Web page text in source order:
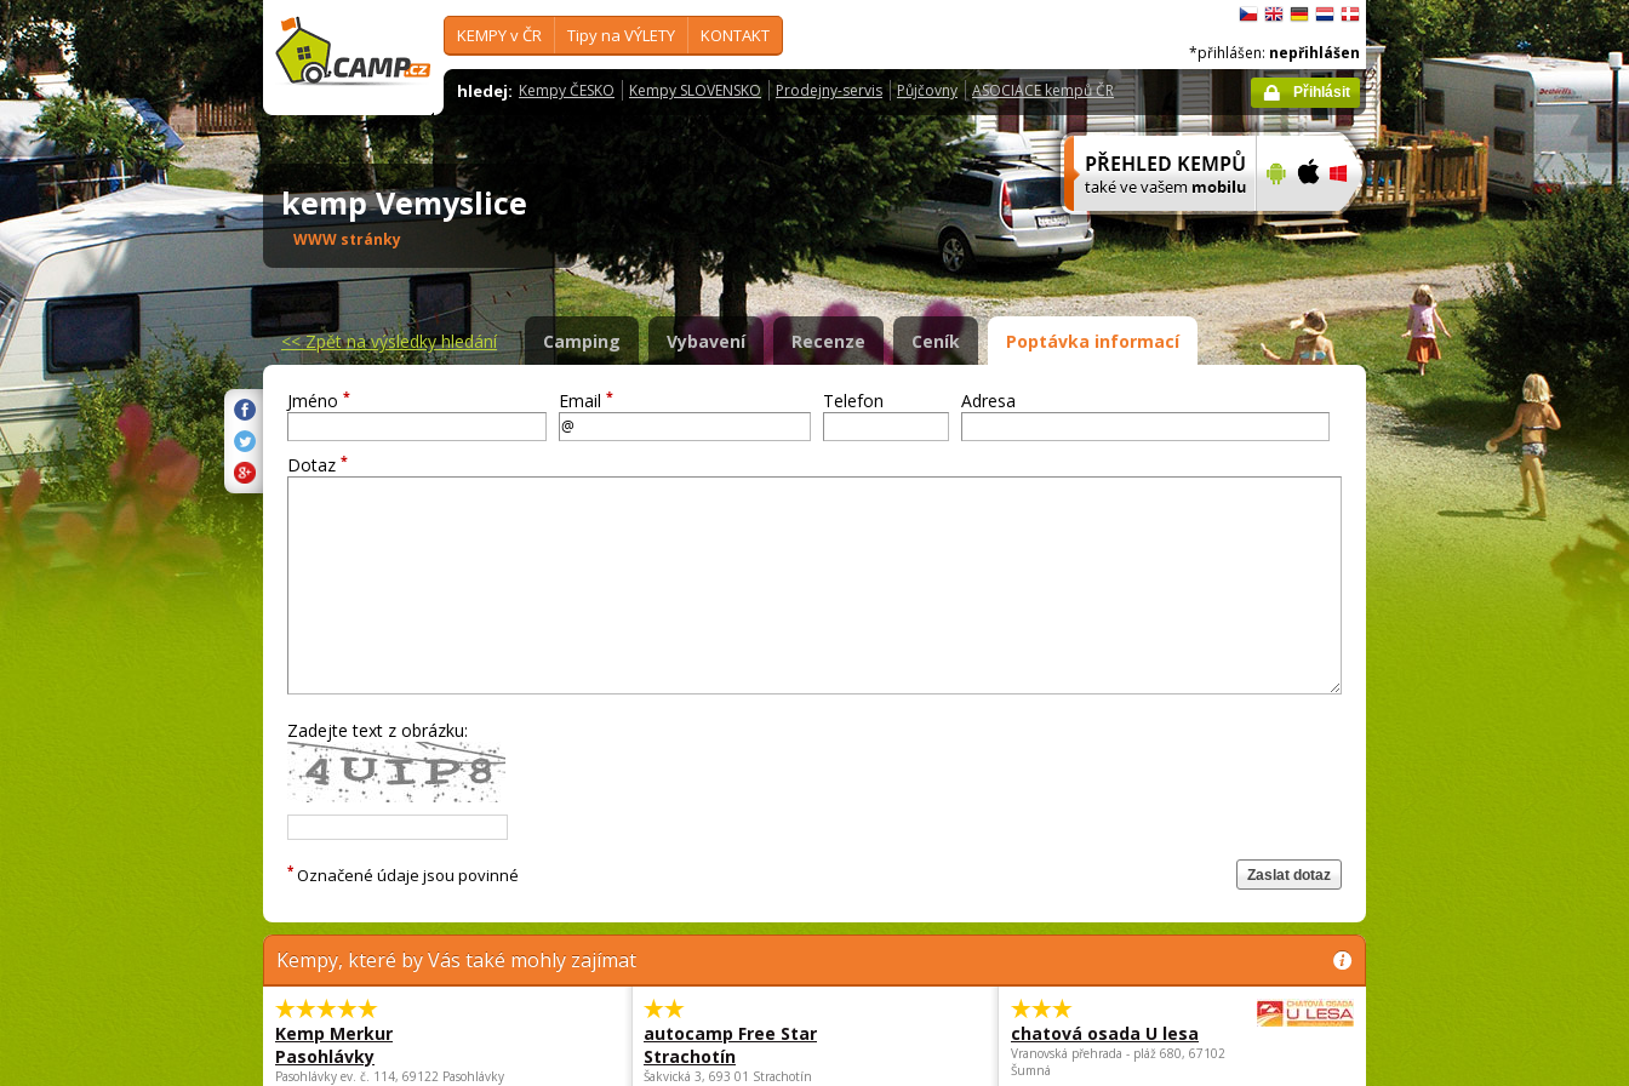
KEMPY v ČR Tipy na VÝLETY KONTAKT
hledej: Kempy ČESKO Kempy SLOVENSKO Prodejny-servis Půjčovny ASOCIACE kempů ČR
*přihlášen: nepřihlášen
Přihlásit
kemp Vemyslice
WWW stránky
<<Zpět na výsledky hledání Camping Vybavení Recenze Ceník Poptávka informací
Jméno * Email * Telefon Adresa
Dotaz *
Zadejte text z obrázku:
* Označené údaje jsou povinné
Kempy, které by Vás také mohly zajímat
Kemp Merkur
Pasohlávky
Pasohlávky ev. č. 114, 69122 Pasohlávky
autocamp Free Star
Strachotín
Šakvická 3, 693 01 Strachotín
chatová osada U lesa
Vranovská přehrada - pláž 680, 67102
Šumná